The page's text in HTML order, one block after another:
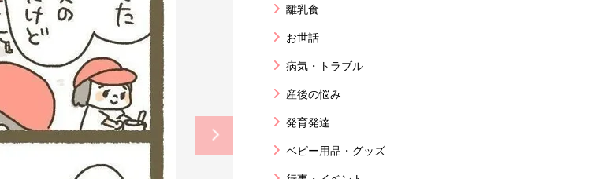
離乳食
お世話
病気・トラブル
産後の悩み
発育発達
ベビー用品・グッズ